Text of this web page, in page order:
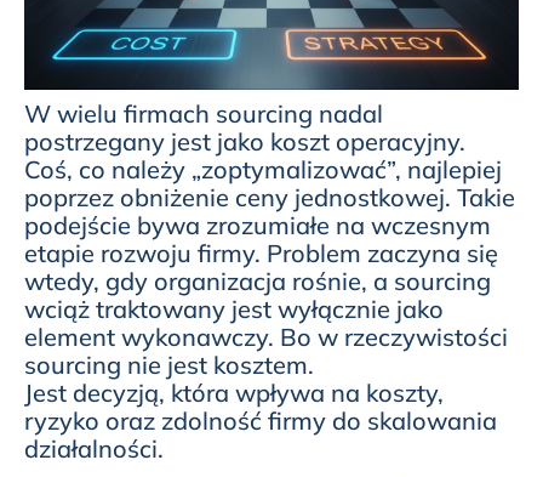
W wielu firmach sourcing nadal
postrzegany jest jako koszt operacyjny.
Coś, co należy „zoptymalizować”, najlepiej
poprzez obniżenie ceny jednostkowej. Takie
podejście bywa zrozumiałe na wczesnym
etapie rozwoju firmy. Problem zaczyna się
wtedy, gdy organizacja rośnie, a sourcing
wciąż traktowany jest wyłącznie jako
element wykonawczy. Bo w rzeczywistości
sourcing nie jest kosztem.
Jest decyzją, która wpływa na koszty,
ryzyko oraz zdolność firmy do skalowania
działalności.